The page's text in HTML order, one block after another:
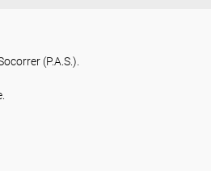
(P.A.S.).